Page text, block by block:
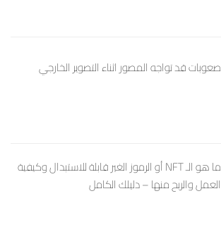
صعوبات قد تواجه المصور اثناء التصوير الخارجي
ما هو الـ NFT أو الرموز الغير قابلة للاستبدال وكيفية
العمل والربح منها – دليلك الكامل